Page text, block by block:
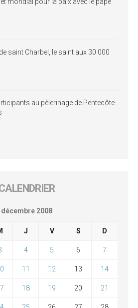
saint Charbel, le saint aux 30 000
au pèlerinage de Pentecôte
décembre 2008
J V S D
4 5 6 7
11 12 13 14
18 19 20 21